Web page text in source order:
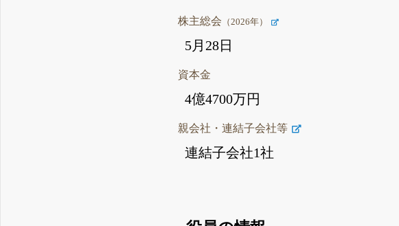
株主総会 （2026年）
5月28日
資本金
4億4700万円
親会社・連結子会社等
連結子会社1社